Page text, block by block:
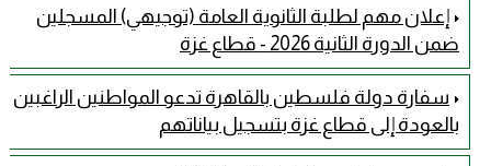
إعلان مهم لطلبة الثانوية العامة (توجيهي) المسجلين
ضمن الدورة الثانية 2026 - قطاع غزة
سفارة دولة فلسطين بالقاهرة تدعو المواطنين الراغبين
بالعودة إلى قطاع غزة بتسجيل بياناتهم